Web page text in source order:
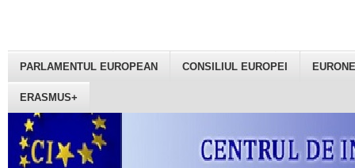
PARLAMENTUL EUROPEAN CONSILIUL EUROPEI
ERASMUS+